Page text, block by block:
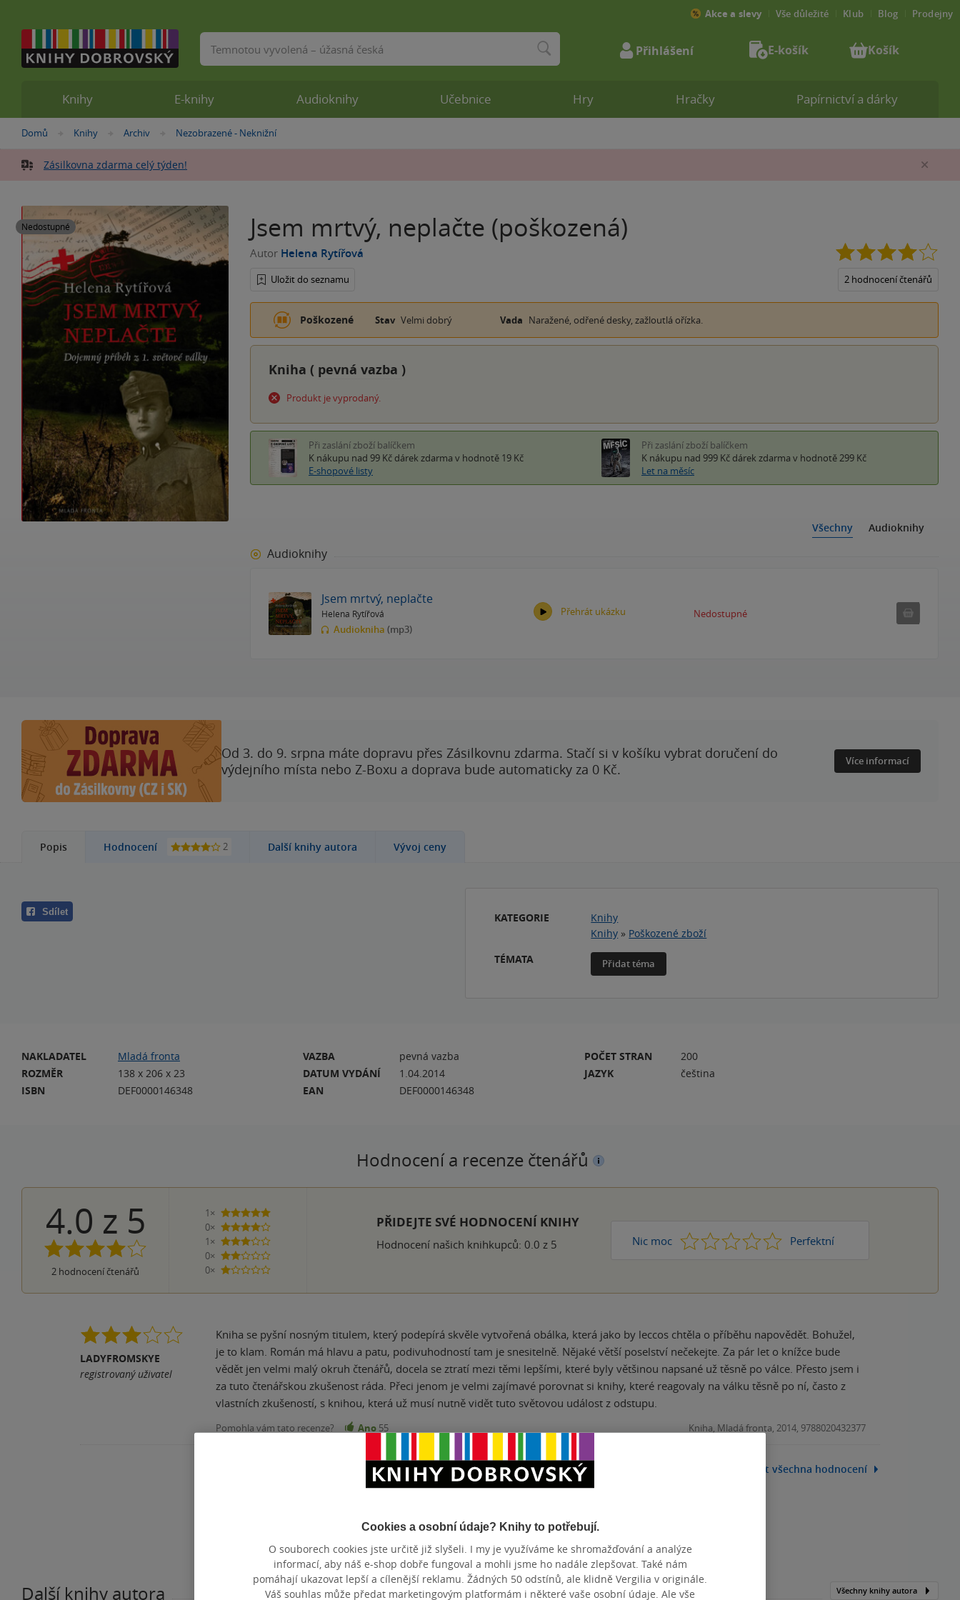
Nacházíte
zde:
Domů »
Knihy »Archiv »
Nezobrazené - Neknižní
Zásilkovna zdarma celý týden!
Nedostupné Jsem mrtvý, neplačte (poškozená)
Autor Helena Rytířová
Uložit do seznamu 2 hodnocení čtenářů
Poškozené Stav Velmi dobrý Vada Naražené, odřené desky, zažloutlá ořízka.
Kniha ( pevná vazba )
Produkt je vyprodaný.
Při zaslání zboží balíčkem
K nákupu nad 99 Kč dárek zdarma v hodnotě 19 Kč
E-shopové listy
Při zaslání zboží balíčkem
K nákupu nad 999 Kč dárek zdarma v hodnotě 299 Kč
Let na měsíc
Všechny Audioknihy
Audioknihy
Jsem mrtvý, neplačte
Helena Rytířová
Audiokniha (mp3)
Přehrát ukázku Nedostupné Nedostupné
Od 3. do 9. srpna máte dopravu přes Zásilkovnu zdarma. Stačí si v košíku vybrat doručení do
výdejního místa nebo Z-Boxu a doprava bude automaticky za 0 Kč.
Více informací
Popis Hodnocení 2 Další knihy autora Vývoj ceny
Sdílet KATEGORIE
Knihy
Knihy » Poškozené zboží
TÉMATA
Přidat téma
NAKLADATEL
Mladá fronta
ROZMĚR
138 x 206 x 23
ISBN
DEF0000146348
VAZBA
pevná vazba
DATUM VYDÁNÍ
1.04.2014
EAN
DEF0000146348
POČET STRAN
200
JAZYK
čeština
Hodnocení a recenze čtenářů
4.0 z 5
2 hodnocení čtenářů
1×
5 hvězdiček
0×
4 hvězdičky
1×
3 hvězdičky
0×
2 hvězdičky
0×
1 hvezdička
PŘIDEJTE SVÉ HODNOCENÍ KNIHY
Hodnocení našich knihkupců: 0.0 z 5 Nic moc 1 2 3 4 Perfektní
5
LADYFROMSKYE
registrovaný uživatel
Kniha se pyšní nosným titulem, který podepírá skvěle vytvořená obálka, která jako by leccos chtěla o příběhu napovědět. Bohužel,
je to klam. Román má hlavu a patu, podivuhodností tam je snesitelně. Nějaké větší poselství nečekejte. Za pár let o knížce bude
vědět jen velmi malý okruh čtenářů, docela se ztratí mezi těmi lepšími, které byly většinou napsané už těsně po válce. Přesto jsem i
za tuto čtenářskou zkušenost ráda. Přeci jenom je velmi zajímavé porovnat si knihy, které reagovaly na válku těsně po ní, často z
vlastních zkušeností, s knihou, která už musí nutně vidět tuto světovou událost z odstupu.
Pomohla vám tato recenze? Ano 55 Kniha, Mladá fronta, 2014, 9788020432377
Zobrazit všechna hodnocení
Další knihy autora Všechny knihy autora
Knihy E-knihy Audioknihy Učebnice Hry Hračky Papírnictví a dárky
Akce a slevy Vše důležité Klub Blog Prodejny
Vyhledávání Přihlášení E-košík Košík
Cookies a osobní údaje? Knihy to potřebují.
O souborech cookies jste určitě již slyšeli. I my je využíváme ke shromažďování a analýze
informací, aby náš e-shop dobře fungoval a mohli jsme ho nadále zlepšovat. Také nám
pomáhají ukazovat lepší a cílenější reklamu. Žádných 50 odstínů, ale klidně Vergilia v originále.
Váš souhlas může předat marketingovým platformám i některé vaše osobní údaje. Ale vše